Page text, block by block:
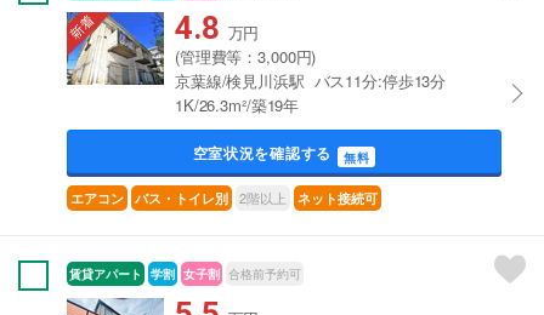
4.8 万円
(管理費等：3,000円)
京葉線/検見川浜駅 バス11分:停歩13分
1K/26.3m²/築19年
空室状況を確認する 無料
エアコン バス・トイレ別 2階以上 ネット接続可
賃貸アパート 学割 女子割 合格前予約可